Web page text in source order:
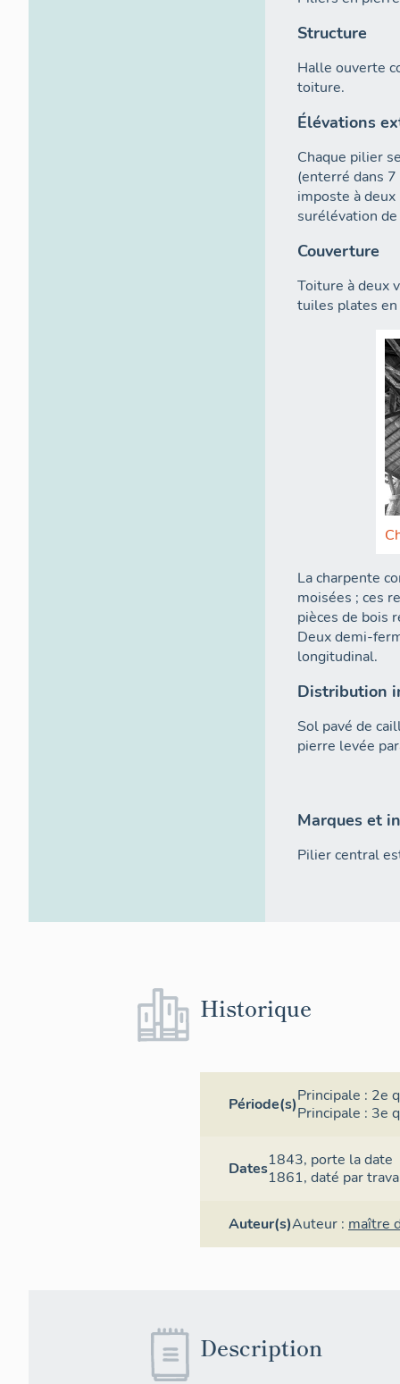
Structure
Halle ouverte
toiture.
Élévations
Chaque pilier
(enterré dans
imposte à
surélévation
Couverture
Toiture à deux
tuiles plates
La charpente
moisées ; ces
pièces de bois
Deux demi-
longitudinal.
Distribution
Sol pavé de
pierre levée
Marques et
Pilier central
Historique
Période(s)Principale : 2e
Principale : 3e
Dates1843, porte la date
1861, daté par
Auteur(s)Auteur : maître
Description